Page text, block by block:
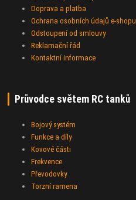
Doprava a platba
Ochrana osobních údajů e-shopu
Odstoupení od smlouvy
Reklamační řád
Kontaktní informace
Průvodce světem RC tanků
Bojový systém
Funkce a díly
Kovové části
Frekvence
Převodovky
Torzní ramena